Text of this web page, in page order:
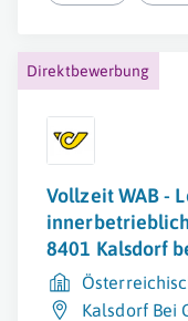
Direktbewerbung
Vollzeit WAB -
8401 Kalsdorf
Kalsdorf Bei